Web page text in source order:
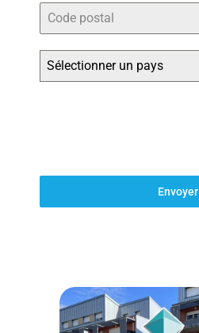
Sélectionner un pays
Envoyer